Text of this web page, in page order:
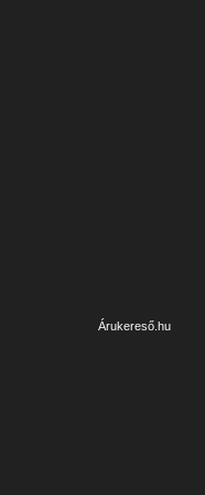
Árukereső.hu